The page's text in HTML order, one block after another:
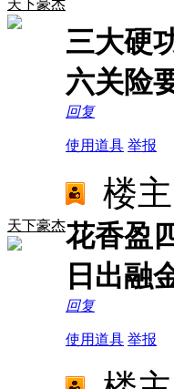
天下豪杰
三大硬
六关险
回复
使用道具 举报
天下豪杰
楼主
花香盈
日出融
回复
使用道具 举报